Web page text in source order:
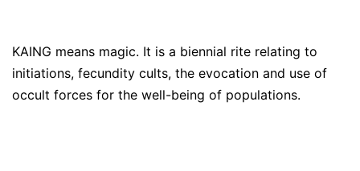
KAING means magic. It is a biennial rite relating to
initiations, fecundity cults, the evocation and use of
occult forces for the well-being of populations.